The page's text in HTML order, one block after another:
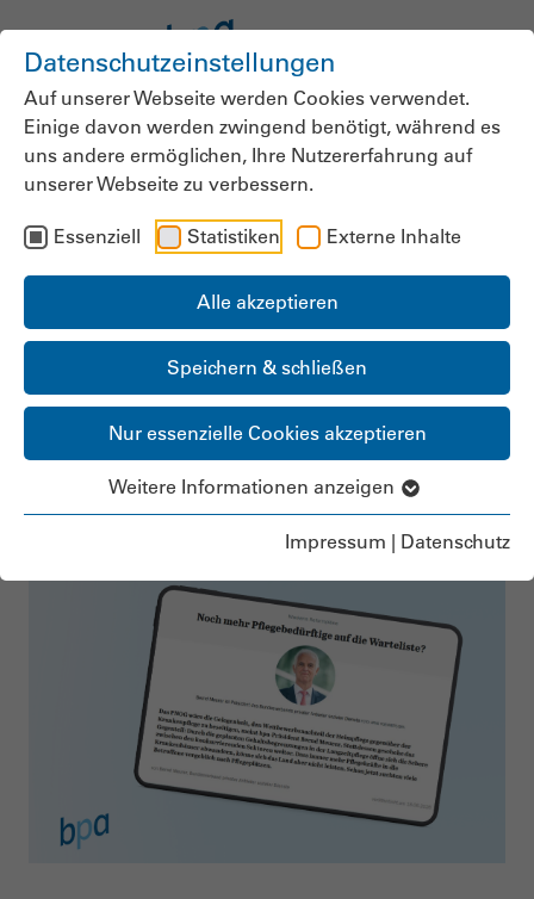
Datenschutzeinstellungen
Auf unserer Webseite werden Cookies verwendet.
Einige davon werden zwingend benötigt, während es
uns andere ermöglichen, Ihre Nutzererfahrung auf
unserer Webseite zu verbessern.
Essenziell Statistiken Externe Inhalte
Alle akzeptieren
Speichern & schließen
Nur essenzielle Cookies akzeptieren
Weitere Informationen anzeigen
Impressum | Datenschutz
Wer pflegt morgen die
älteren Menschen in
Deutschland?
Meurer warnt in Tagesspiegel-Beitrag vor
PNOG: Pflegekräfte drohen noch stärker in
Krankenhäuser abzuwandern
23.06.2026